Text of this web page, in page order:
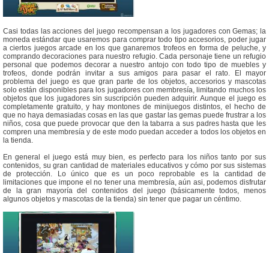
Casi todas las acciones del juego recompensan a los jugadores con Gemas; la
moneda estándar que usaremos para comprar todo tipo accesorios, poder jugar
a ciertos juegos arcade en los que ganaremos trofeos en forma de peluche, y
comprando decoraciones para nuestro refugio. Cada personaje tiene un refugio
personal que podemos decorar a nuestro antojo con todo tipo de muebles y
trofeos, donde podrán invitar a sus amigos para pasar el rato. El mayor
problema del juego es que gran parte de los objetos, accesorios y mascotas
solo están disponibles para los jugadores con membresía, limitando muchos los
objetos que los jugadores sin suscripción pueden adquirir. Aunque el juego es
completamente gratuito, y hay montones de minijuegos distintos, el hecho de
que no haya demasiadas cosas en las que gastar las gemas puede frustrar a los
niños, cosa que puede provocar que den la tabarra a sus padres hasta que les
compren una membresía y de este modo puedan acceder a todos los objetos en
la tienda.
En general el juego está muy bien, es perfecto para los niños tanto por sus
contenidos, su gran cantidad de materiales educativos y cómo por sus sistemas
de protección. Lo único que es un poco reprobable es la cantidad de
limitaciones que impone el no tener una membresía, aún asi, podemos disfrutar
de la gran mayoría del contenidos del juego (básicamente todos, menos
algunos objetos y mascotas de la tienda) sin tener que pagar un céntimo.